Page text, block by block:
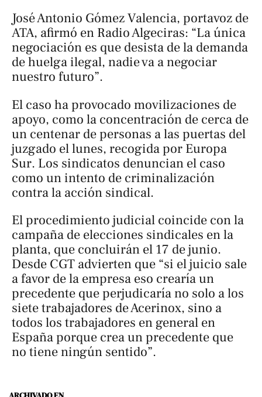
José Antonio Gómez Valencia, portavoz de
ATA, afirmó en Radio Algeciras: “La única
negociación es que desista de la demanda
de huelga ilegal, nadie va a negociar
nuestro futuro”.
El caso ha provocado movilizaciones de
apoyo, como la concentración de cerca de
un centenar de personas a las puertas del
juzgado el lunes, recogida por Europa
Sur. Los sindicatos denuncian el caso
como un intento de criminalización
contra la acción sindical.
El procedimiento judicial coincide con la
campaña de elecciones sindicales en la
planta, que concluirán el 17 de junio.
Desde CGT advierten que “si el juicio sale
a favor de la empresa eso crearía un
precedente que perjudicaría no solo a los
siete trabajadores de Acerinox, sino a
todos los trabajadores en general en
España porque crea un precedente que
no tiene ningún sentido”.